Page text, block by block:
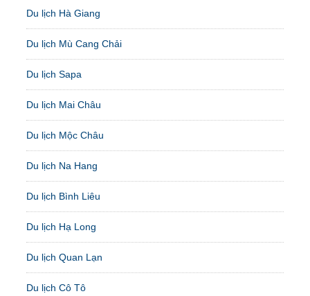
Du lịch Hà Giang
Du lịch Mù Cang Chải
Du lịch Sapa
Du lịch Mai Châu
Du lịch Mộc Châu
Du lịch Na Hang
Du lịch Bình Liêu
Du lịch Hạ Long
Du lịch Quan Lạn
Du lịch Cô Tô